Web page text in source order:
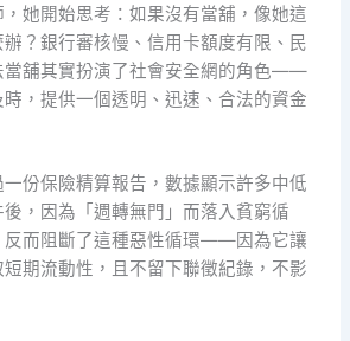
她開始思考：如果沒有當舖，像她這
？銀行審核慢、信用卡額度有限、民
當舖其實扮演了社會安全網的角色——
，提供一個透明、迅速、合法的資金
份保險精算報告，數據顯示許多中低
，因為「週轉無門」而落入貧窮循
反而阻斷了這種惡性循環——因為它讓
期流動性，且不留下聯徵紀錄，不影